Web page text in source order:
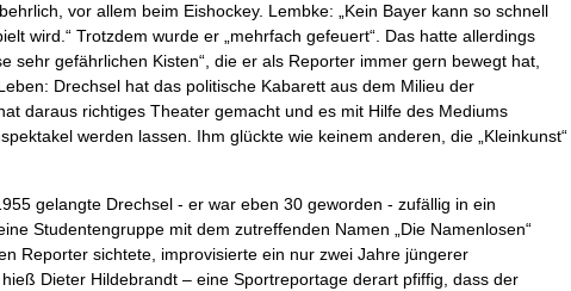
vor allem beim Eishockey. Lembke: „Kein Bayer kann so schnell
wird.“ Trotzdem wurde er „mehrfach gefeuert“. Das hatte allerdings
sehr gefährlichen Kisten“, die er als Reporter immer gern bewegt hat,
Drechsel hat das politische Kabarett aus dem Milieu der
daraus richtiges Theater gemacht und es mit Hilfe des Mediums
werden lassen. Ihm glückte wie keinem anderen, die „Kleinkunst“
gelangte Drechsel - er war eben 30 geworden - zufällig in ein
Studentengruppe mit dem zutreffenden Namen „Die Namenlosen“
Reporter sichtete, improvisierte ein nur zwei Jahre jüngerer
Dieter Hildebrandt – eine Sportreportage derart pfiffig, dass der